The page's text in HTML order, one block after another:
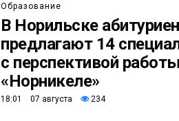
Образование
В Норильске
предлагают 14
с перспективой
«Норникеле»
18:01 07 августа 234